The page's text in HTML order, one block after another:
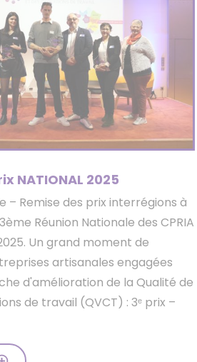
NATIONAL 2025
– Remise des prix interrégions à
Réunion Nationale des CPRIA
Un grand moment de
artisanales engagées
d'amélioration de la Qualité de
de travail (QVCT) : 3ᵉ prix –